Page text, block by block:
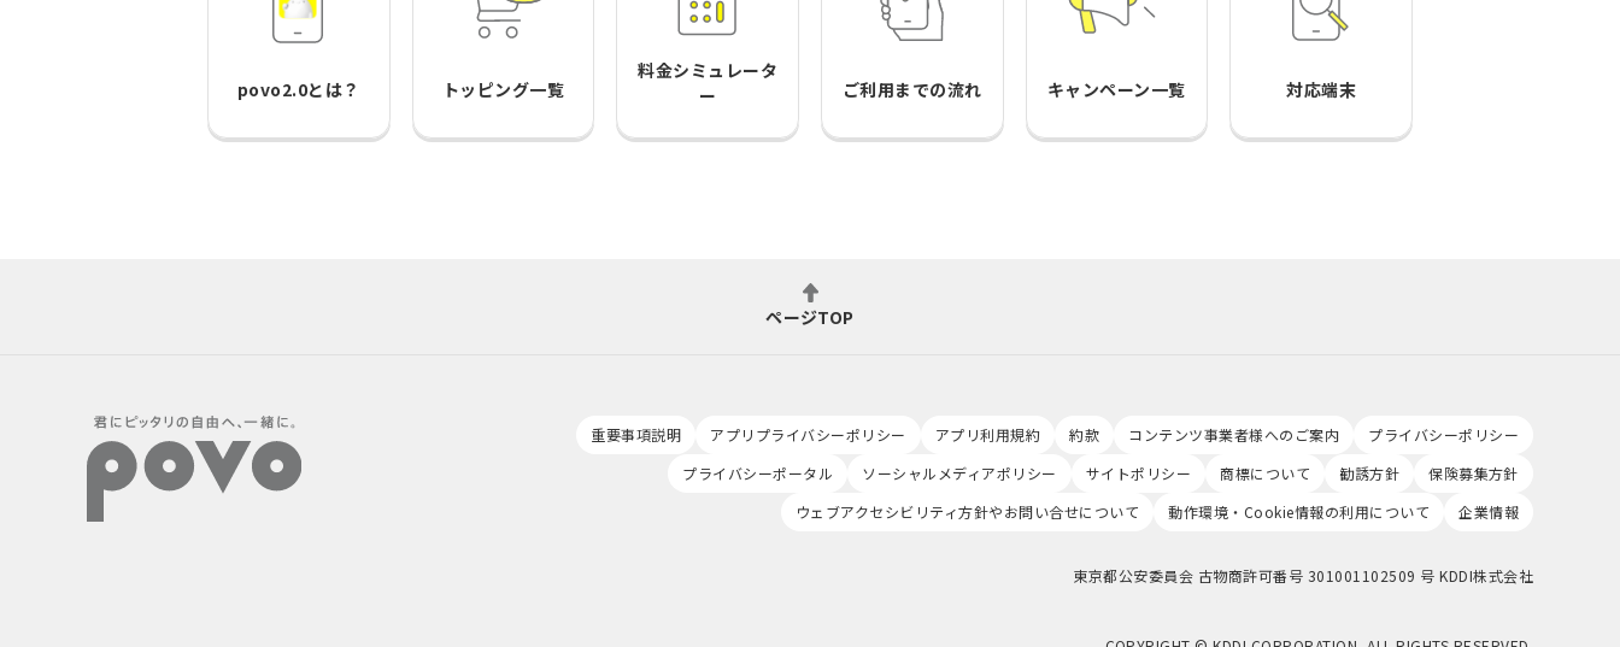
povo2.0とは？ トッピング一覧
料金シミュレータ
ー
ご利用までの流れ キャンペーン一覧 対応端末
ページTOP
重要事項説明 アプリプライバシーポリシー アプリ利用規約 約款 コンテンツ事業者様へのご案内
プライバシーポリシー
プライバシーポータル
ソーシャルメディアポリシー サイトポリシー 商標について 勧誘方針
保険募集方針
ウェブアクセシビリティ方針やお問い合せについて
動作環境・Cookie情報の利用について 企業情報
東京都公安委員会 古物商許可番号 301001102509 号 KDDI株式会社